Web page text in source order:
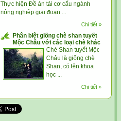
Thực hiện Đề án tái cơ cấu ngành
nông nghiệp giai đoạn ...
Chi tiết »
Phân biệt giống chè shan tuyết
Mộc Châu với các loại chè khác
Chè Shan tuyết Mộc
Châu là giống chè
Shan, có tên khoa
học ...
Chi tiết »